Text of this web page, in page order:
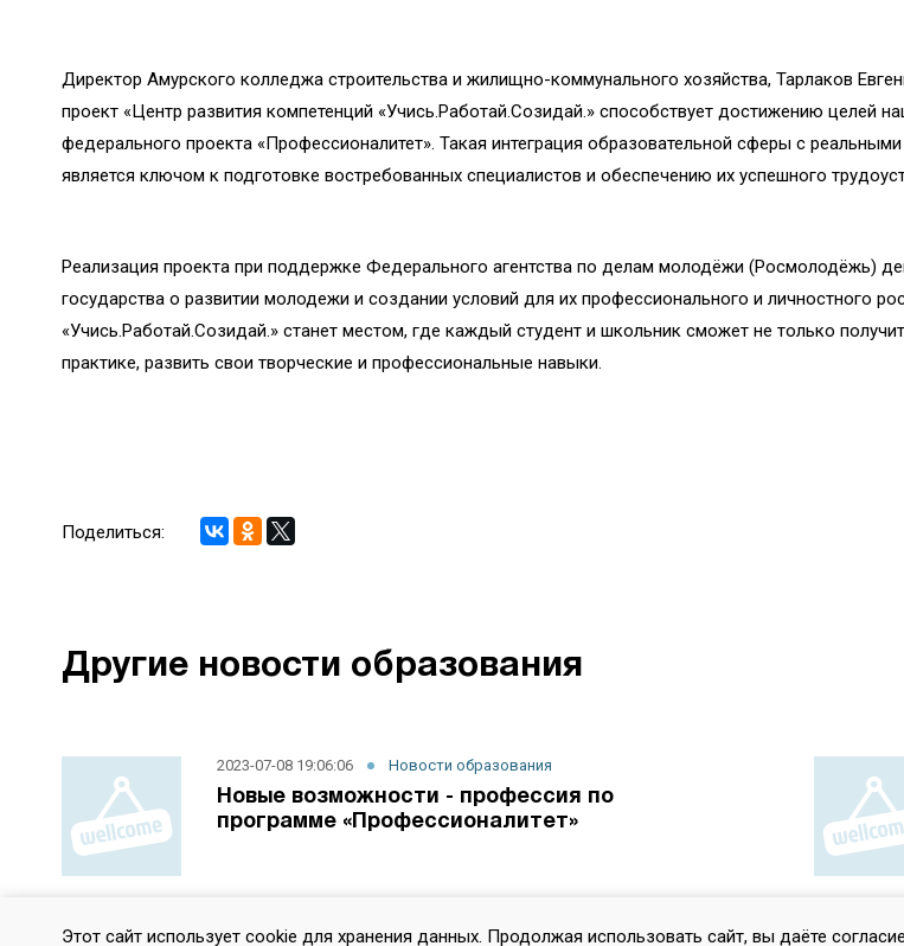
Директор Амурского колледжа строительства и жилищно-коммунального хозяйства, Тарлаков
проект «Центр развития компетенций «Учись.Работай.Созидай.» способствует достижению целей
федерального проекта «Профессионалитет». Такая интеграция образовательной сферы с
является ключом к подготовке востребованных специалистов и обеспечению их успешного
Реализация проекта при поддержке Федерального агентства по делам молодёжи (Росмолодёжь)
государства о развитии молодежи и создании условий для их профессионального и личностного
«Учись.Работай.Созидай.» станет местом, где каждый студент и школьник сможет не только
практике, развить свои творческие и профессиональные навыки.
Поделиться:
Другие новости образования
2023-07-08 19:06:06 Новости образования
Новые возможности - профессия по
программе «Профессионалитет»
2024-11-21 08:54:08 Новости образования
Этот сайт использует cookie для хранения данных. Продолжая использовать сайт, вы даёте